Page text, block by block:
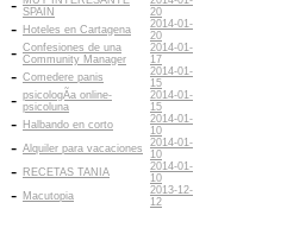
- SPAIN
20
- Hoteles en Cartagena
2014-01-
20
- Confesiones de una
Community Manager
2014-01-
17
- Comedere panis
2014-01-
15
- psicologÃ­a online-
psicoluna
2014-01-
15
- Halbando en corto
2014-01-
10
- Alquiler para vacaciones
2014-01-
10
- RECETAS TANIA
2014-01-
10
- Macutopia
2013-12-
12